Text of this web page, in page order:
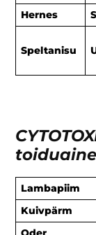
Hernes
Speltanisu
Lambapiim
Kuivpärm